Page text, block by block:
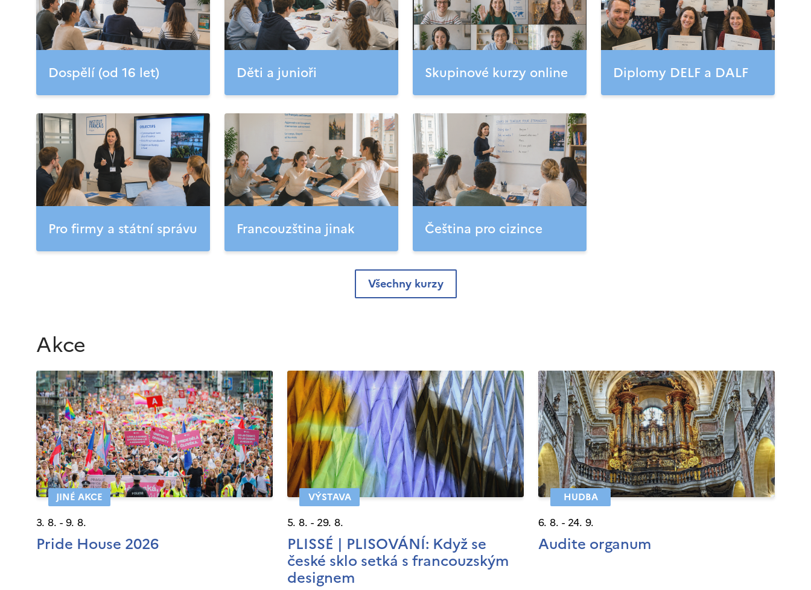
Dospělí (od 16 let) Děti a junioři Skupinové kurzy online Diplomy DELF a DALF
Pro firmy a státní správu Francouzština jinak Čeština pro cizince
Všechny kurzy
Akce
JINÉ AKCE
3. 8. - 9. 8.
Pride House 2026
VÝSTAVA
5. 8. - 29. 8.
PLISSÉ | PLISOVÁNÍ: Když se
české sklo setká s francouzským
designem
HUDBA
6. 8. - 24. 9.
Audite organum